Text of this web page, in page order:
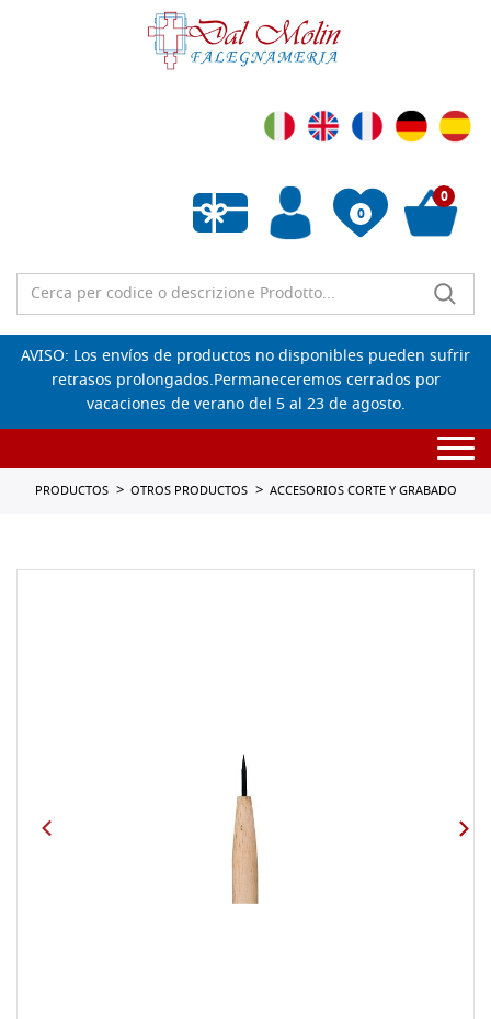
0
Lista de deseos vacía
0
AVISO: Los envíos de productos no disponibles pueden sufrir
retrasos prolongados.Permaneceremos cerrados por
vacaciones de verano del 5 al 23 de agosto.
PRODUCTOS OTROS PRODUCTOS ACCESORIOS CORTE Y GRABADO